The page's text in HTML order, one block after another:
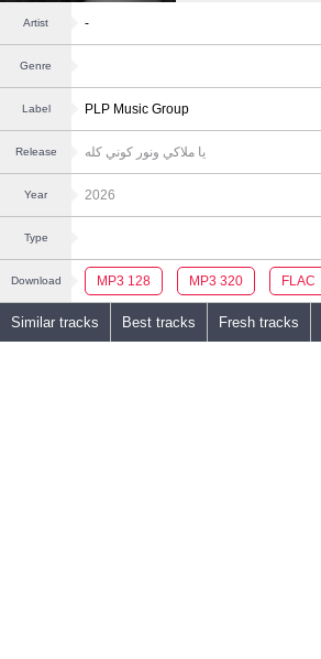
Artist -
Genre
Label PLP Music Group
Release يا ملاكي ونور كوني كله
Year 2026
Type
Download MP3 128 MP3 320 FLAC
Similar tracks Best tracks Fresh tracks